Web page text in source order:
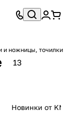
и ножницы, точилки
13
Новинки от KMI